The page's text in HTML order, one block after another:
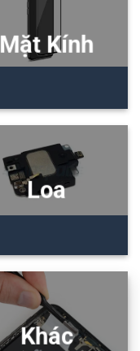
Mặt Kính
Loa
Khác